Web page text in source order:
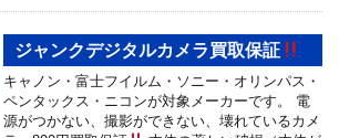
ジャンクデジタルカメラ買取保証
キャノン・富士フイルム・ソニー・オリンパス・
ペンタックス・ニコンが対象メーカーです。 電
源がつかない、撮影ができない、壊れているカメ